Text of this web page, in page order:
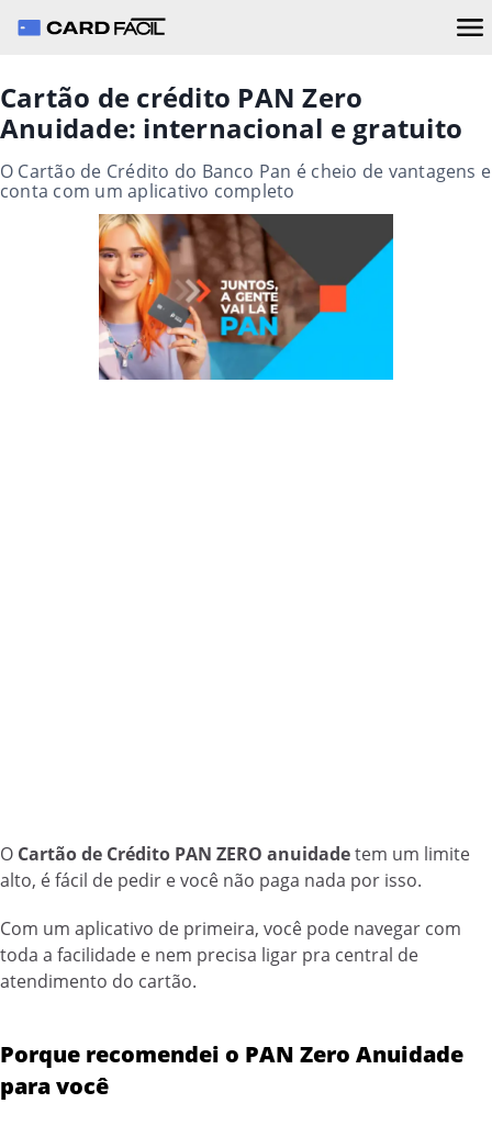
Cartão de crédito PAN Zero
Anuidade: internacional e gratuito
O Cartão de Crédito do Banco Pan é cheio de vantagens e
conta com um aplicativo completo
O Cartão de Crédito PAN ZERO anuidadetem um limite
alto, é fácil de pedir e você não paga nada por isso.
Com um aplicativo de primeira, você pode navegar com
toda a facilidade e nem precisa ligar pra central de
atendimento do cartão.
Porque recomendei o PAN Zero Anuidade
para você